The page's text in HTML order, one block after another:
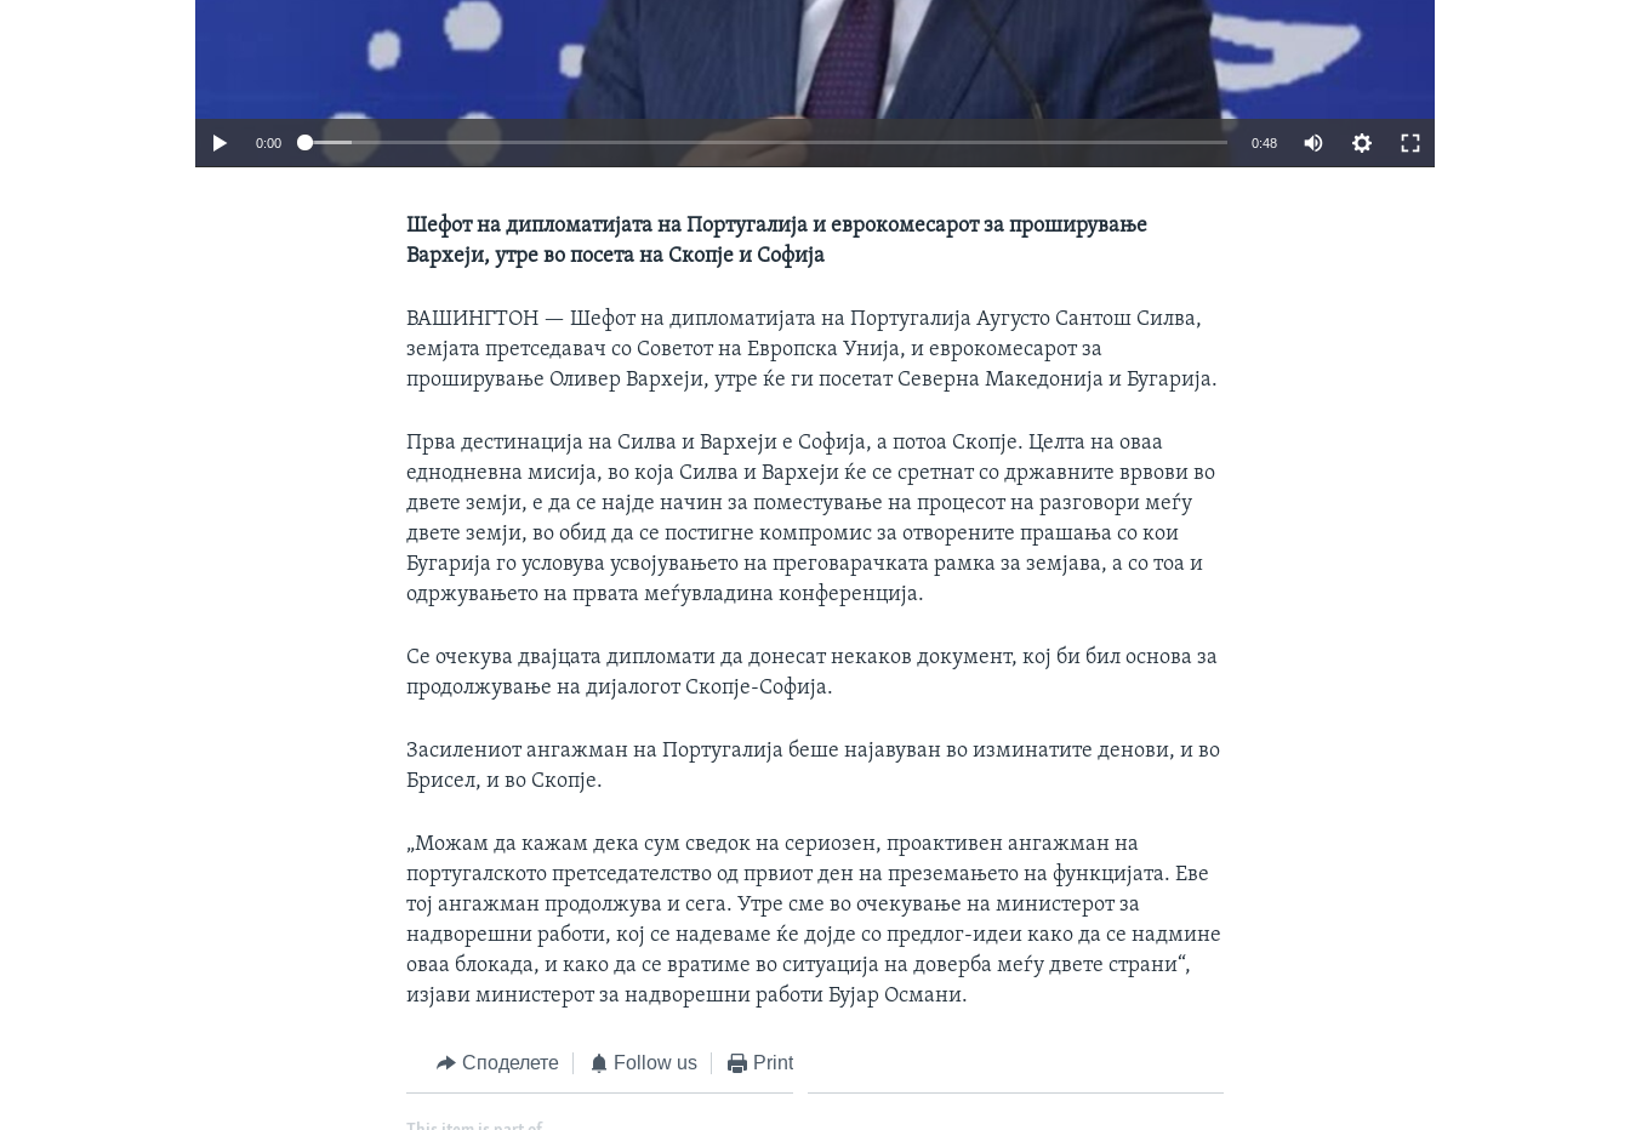
0:00 0:48
Шефот на дипломатијата на Португалија и еврoкомесарот за проширување
Вархеји, утре во посета на Скопје и Софија
ВАШИНГТОН —Шефот на дипломатијата на Португалија Аугусто Сантош Силва,
земјата претседавач со Советот на Европска Унија, и еврoкомесарот за
проширување Оливер Вархеји, утре ќе ги посетат Северна Македонија и Бугарија.
Прва дестинација на Силва и Вархеји е Софија, а потоа Скопје. Целта на оваа
еднодневна мисија, во која Силва и Вархеји ќе се сретнaт со државните врвови во
двете земји, е да се најде начин за поместување на процесот на разговори меѓу
двете земји, во обид да се постигне компромис за отворените прашања со кои
Бугарија го условува усвојувањето на преговарачката рамка за земјава, а со тоа и
одржувањето на првата меѓувладина конференција.
Се очекува двајцата дипломати да донесат некаков документ, кој би бил основа за
продолжување на дијалогот Скопје-Софија.
Засилениот ангажман на Португалија беше најавуван во изминатите денови, и во
Брисел, и во Скопје.
„Можам да кажам дека сум сведок на сериозен, проактивен ангажман на
португалското претседателство од првиот ден на преземањето на функцијата. Еве
тој ангажман продолжува и сега. Утре сме во очекување на министерот за
надворешни работи, кој се надеваме ќе дојде со предлог-идеи како да се надмине
оваа блокада, и како да се вратиме во ситуација на доверба меѓу двете страни“,
изјави министерот за надворешни работи Бујар Османи.
Споделете Follow us Print